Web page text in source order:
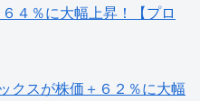
４％に大幅上昇！【プロ
クスが株価＋６２％に大幅